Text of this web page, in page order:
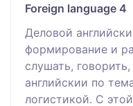
Foreign language 4
Деловой
формирование и
слушать,
английскии по
логистикой. С